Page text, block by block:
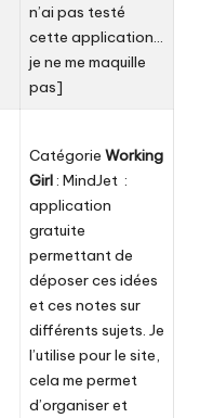
n’ai pas testé
cette application…
je ne me maquille
pas]
Catégorie Working
Girl: MindJet :
application
gratuite
permettant de
déposer ces idées
et ces notes sur
différents sujets. Je
l’utilise pour le site,
cela me permet
d’organiser et